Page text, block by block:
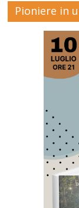
Pioniere in